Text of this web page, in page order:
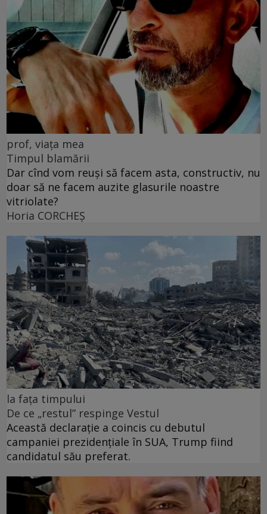
prof, viața mea
Timpul blamării
Dar cînd vom reuși să facem asta, constructiv, nu
doar să ne facem auzite glasurile noastre
vitriolate?
Horia CORCHEŞ
la fața timpului
De ce „restul” respinge Vestul
Această declarație a coincis cu debutul
campaniei prezidențiale în SUA, Trump fiind
candidatul său preferat.